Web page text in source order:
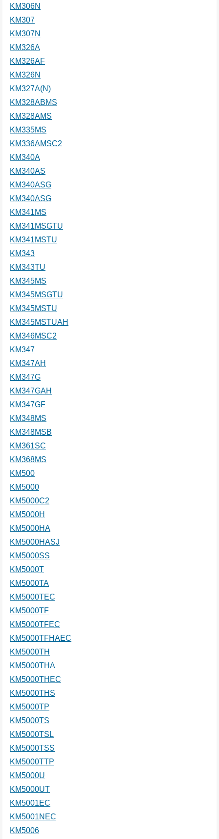
KM306N
KM307
KM307N
KM326A
KM326AF
KM326N
KM327A(N)
KM328ABMS
KM328AMS
KM335MS
KM336AMSC2
KM340A
KM340AS
KM340ASG
KM340ASG
KM341MS
KM341MSGTU
KM341MSTU
KM343
KM343TU
KM345MS
KM345MSGTU
KM345MSTU
KM345MSTUAH
KM346MSC2
KM347
KM347AH
KM347G
KM347GAH
KM347GF
KM348MS
KM348MSB
KM361SC
KM368MS
KM500
KM5000
KM5000C2
KM5000H
KM5000HA
KM5000HASJ
KM5000SS
KM5000T
KM5000TA
KM5000TEC
KM5000TF
KM5000TFEC
KM5000TFHAEC
KM5000TH
KM5000THA
KM5000THEC
KM5000THS
KM5000TP
KM5000TS
KM5000TSL
KM5000TSS
KM5000TTP
KM5000U
KM5000UT
KM5001EC
KM5001NEC
KM5006